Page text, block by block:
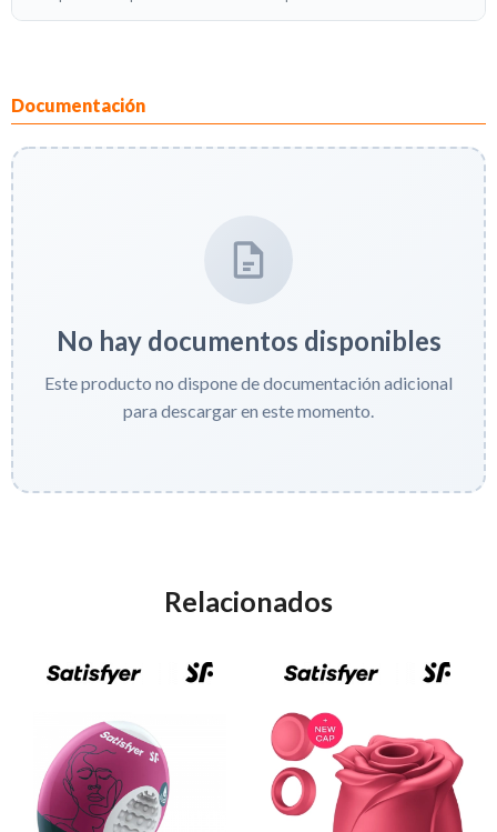
Documentación
No hay documentos disponibles
Este producto no dispone de documentación adicional
para descargar en este momento.
Relacionados